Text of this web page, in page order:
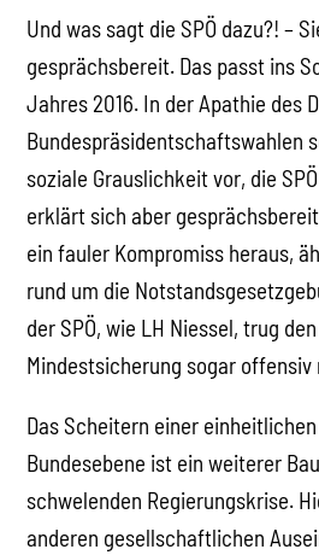
Und was sagt die SPÖ dazu?! –
gesprächsbereit. Das passt ins
Jahres 2016. In der Apathie des
Bundespräsidentschaftswahlen
soziale Grauslichkeit vor, die
erklärt sich aber
ein fauler Kompromiss heraus,
rund um die
der SPÖ, wie LH Niessel, trug
Mindestsicherung sogar offensiv
Das Scheitern einer
Bundesebene ist ein weiterer
schwelenden Regierungskrise.
anderen gesellschaftlichen